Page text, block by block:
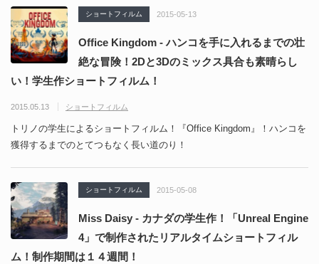
ショートフィルム 2015-05-13
Office Kingdom - ハンコを手に入れるまでの壮
絶な冒険！2Dと3Dのミックス具合も素晴らし
い！学生作ショートフィルム！
2015.05.13 ショートフィルム
トリノの学生によるショートフィルム！『Office Kingdom』！ハンコを
獲得するまでのとてつもなく長い道のり！
ショートフィルム 2015-05-08
Miss Daisy - カナダの学生作！「Unreal Engine
4」で制作されたリアルタイムショートフィル
ム！制作期間は１４週間！